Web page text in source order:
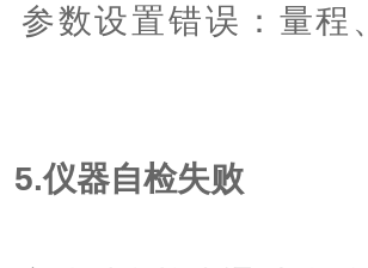
设置错误：量程
5.仪器自检失败